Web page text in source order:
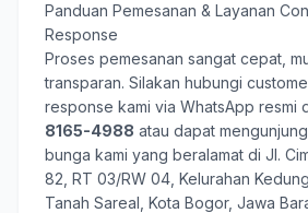
Panduan Pemesanan & Layanan
Response
Proses pemesanan sangat cepat,
transparan. Silakan hubungi
response kami via WhatsApp resmi
8165-4988 atau dapat
bunga kami yang beralamat di Jl.
82, RT 03/RW 04, Kelurahan
Tanah Sareal, Kota Bogor, Jawa